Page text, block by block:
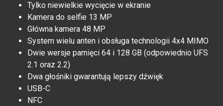
Tylko niewielkie wycięcie w ekranie
Kamera do selfie 13 MP
Główna kamera 48 MP
System wielu anten i obsługa technologii 4x4 MIMO
Dwie wersje pamięci 64 i 128 GB (odpowiednio UFS
2.1 oraz 2.2)
Dwa głośniki gwarantują lepszy dźwięk
USB-C
NFC